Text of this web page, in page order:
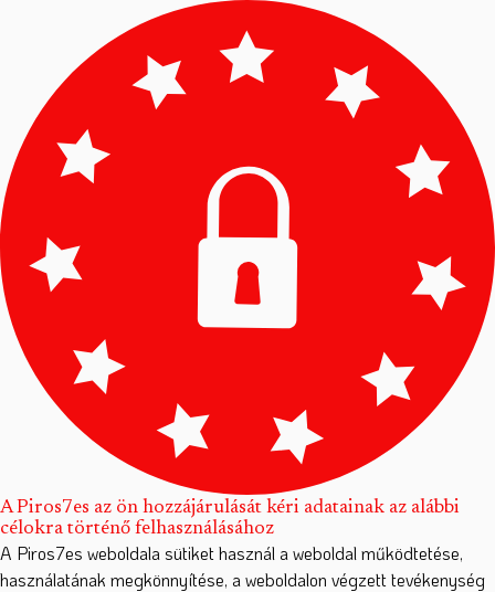
A Piros7es az ön hozzájárulását kéri adatainak az alábbi
célokra történő felhasználásához
A Piros7es weboldala sütiket használ a weboldal működtetése,
használatának megkönnyítése, a weboldalon végzett tevékenység